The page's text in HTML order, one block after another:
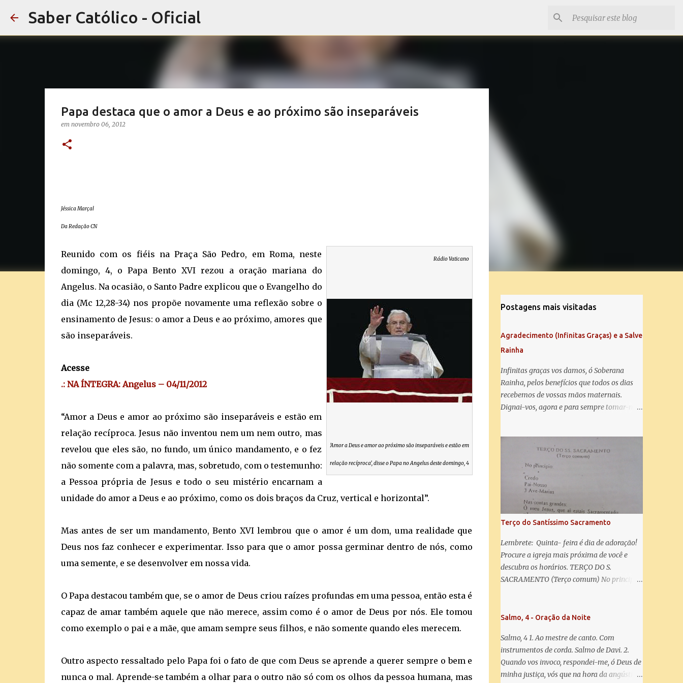
Saber Católico - Oficial
Papa destaca que o amor a Deus e ao próximo são inseparáveis
em novembro 06, 2012
Jéssica Marçal
Da Redação CN
Rádio Vaticano
'Amor a Deus e amor ao próximo são inseparáveis e estão em
relação recíproca', disse o Papa no Angelus deste domingo, 4
Reunido com os fiéis na Praça São Pedro, em Roma, neste
domingo, 4, o Papa Bento XVI rezou a oração mariana do
Angelus. Na ocasião, o Santo Padre explicou que o Evangelho do
dia (Mc 12,28-34) nos propõe novamente uma reflexão sobre o
ensinamento de Jesus: o amor a Deus e ao próximo, amores que
são inseparáveis.
Acesse
.: NA ÍNTEGRA: Angelus – 04/11/2012
“Amor a Deus e amor ao próximo são inseparáveis e estão em
relação recíproca. Jesus não inventou nem um nem outro, mas
revelou que eles são, no fundo, um único mandamento, e o fez
não somente com a palavra, mas, sobretudo, com o testemunho:
a Pessoa própria de Jesus e todo o seu mistério encarnam a
unidade do amor a Deus e ao próximo, como os dois braços da Cruz, vertical e horizontal”.
Mas antes de ser um mandamento, Bento XVI lembrou que o amor é um dom, uma realidade que
Deus nos faz conhecer e experimentar. Isso para que o amor possa germinar dentro de nós, como
uma semente, e se desenvolver em nossa vida.
O Papa destacou também que, se o amor de Deus criou raízes profundas em uma pessoa, então esta é
capaz de amar também aquele que não merece, assim como é o amor de Deus por nós. Ele tomou
como exemplo o pai e a mãe, que amam sempre seus filhos, e não somente quando eles merecem.
Outro aspecto ressaltado pelo Papa foi o fato de que com Deus se aprende a querer sempre o bem e
nunca o mal. Aprende-se também a olhar para o outro não só com os olhos da pessoa humana, mas
Postagens mais visitadas
Agradecimento (Infinitas Graças) e a Salve
Rainha
Infinitas graças vos damos, ó Soberana
Rainha, pelos benefícios que todos os dias
recebemos de vossas mãos maternais.
Dignai-vos, agora e para sempre tomar-nos
Salve Rainha: Salve Rainha , Mãe de
misericórdia, vida, doçura, esperança nossa,
salve! A vós bradamos os degredados filhos
de Eva, a vós suspiramos, gemendo e
chorando neste vale de lágrimas. Eia, pois,
Advogada nossa, estes vossos olhos
misericordiosos a nós volvei, e depois deste
desterro, mostrai-nos Jesus. Bendito é o
fruto do vosso ventre, ó clemente, ó piedosa,
ó doce e sempre Virgem Maria. Rogai por
nós Santa Mãe de Deus. Para que sejamos
dignos das promessas de Cristo. Amém.
Terço do Santíssimo Sacramento
Lembrete: Quinta- feira é dia de adoração!
Procure a igreja mais próxima de você e
descubra os horários. TERÇO DO S.
SACRAMENTO (Terço comum) No principio:
Sacramentado, não permitais que eu viva
coração ao Vosso e o Vosso ao meu, e, nem
sem Vós morra eu! Nas contas pequenas:
Sacramento de Amor! Misericórdia Senhor!
Glória ao Pai: Cristo pão da vida e remédio
Salmo, 4 - Oração da Noite
Salmo, 4 1. Ao mestre de canto. Com
instrumentos de corda. Salmo de Davi. 2.
Quando vos invoco, respondei-me, ó Deus de
minha justiça, vós que na hora da angústia